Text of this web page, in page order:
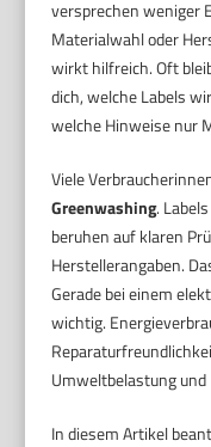
versprechen weniger
Materialwahl oder
wirkt hilfreich. Oft
dich, welche Labels
welche Hinweise nur
Viele
Greenwashing.
beruhen auf klaren
Herstellerangaben.
Gerade bei einem
wichtig.
Umweltbelastung und
In diesem Artikel